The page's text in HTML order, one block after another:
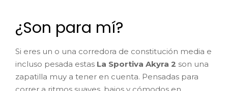
¿Son para mí?
Si eres un o una corredora de constitución media e
incluso pesada estas La Sportiva Akyra 2 son una
zapatilla muy a tener en cuenta. Pensadas para
correr a ritmos suaves, bajos y cómodos en